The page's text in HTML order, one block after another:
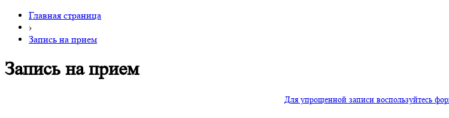
Главная страница
›
Запись на прием
Запись на прием
Для упрощенной записи воспользуйтесь